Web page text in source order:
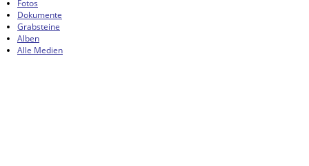
Fotos
Dokumente
Grabsteine
Alben
Alle Medien